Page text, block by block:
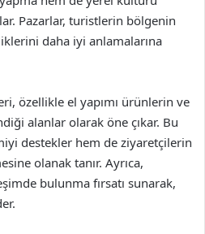
Pazarlar, turistlerin bölgenin
daha iyi anlamalarına
özellikle el yapımı ürünlerin ve
alanlar olarak öne çıkar. Bu
destekler hem de ziyaretçilerin
olanak tanır. Ayrıca,
bulunma fırsatı sunarak,